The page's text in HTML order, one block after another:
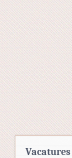
Vacatures